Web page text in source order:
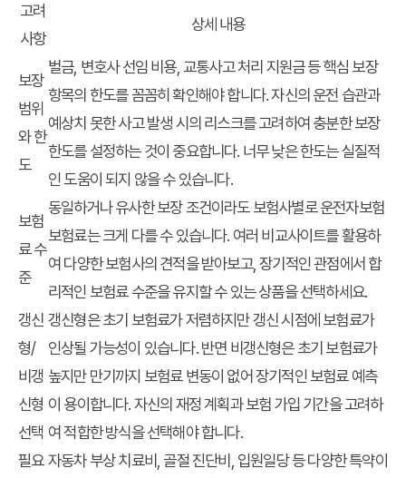
고려
사항
상세 내용
보장
범위
와 한
도
벌금, 변호사 선임 비용, 교통사고 처리 지원금 등 핵심 보장
항목의 한도를 꼼꼼히 확인해야 합니다. 자신의 운전 습관과
예상치 못한 사고 발생 시의 리스크를 고려하여 충분한 보장
한도를 설정하는 것이 중요합니다. 너무 낮은 한도는 실질적
인 도움이 되지 않을 수 있습니다.
보험
료 수
준
동일하거나 유사한 보장 조건이라도 보험사별로 운전자보험
보험료는 크게 다를 수 있습니다. 여러 비교사이트를 활용하
여 다양한 보험사의 견적을 받아보고, 장기적인 관점에서 합
리적인 보험료 수준을 유지할 수 있는 상품을 선택하세요.
갱신
형/
비갱
신형
선택
갱신형은 초기 보험료가 저렴하지만 갱신 시점에 보험료가
인상될 가능성이 있습니다. 반면 비갱신형은 초기 보험료가
높지만 만기까지 보험료 변동이 없어 장기적인 보험료 예측
이 용이합니다. 자신의 재정 계획과 보험 가입 기간을 고려하
여 적합한 방식을 선택해야 합니다.
필요 자동차 부상 치료비, 골절 진단비, 입원일당 등 다양한 특약이